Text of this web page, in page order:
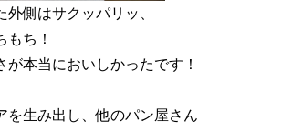
外側はサクッパリッ、
ち！
が本当においしかったです！
を生み出し、他のパン屋さん